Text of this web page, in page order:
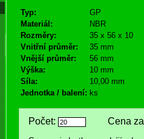
Typ:
GP
Materiál:
NBR
Rozměry:
35 x 56 x 10
Vnitřní průměr:
35 mm
Vnější průměr:
56 mm
Výška:
10 mm
Síla:
10,00 mm
Jednotka / balení: ks
Počet: Cena za